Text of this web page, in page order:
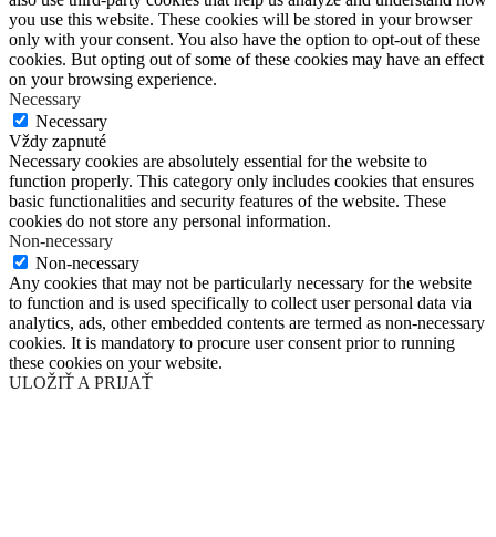
you use this website. These cookies will be stored in your browser
only with your consent. You also have the option to opt-out of these
cookies. But opting out of some of these cookies may have an effect
on your browsing experience.
Necessary
Necessary
Vždy zapnuté
Necessary cookies are absolutely essential for the website to
function properly. This category only includes cookies that ensures
basic functionalities and security features of the website. These
cookies do not store any personal information.
Non-necessary
Non-necessary
Any cookies that may not be particularly necessary for the website
to function and is used specifically to collect user personal data via
analytics, ads, other embedded contents are termed as non-necessary
cookies. It is mandatory to procure user consent prior to running
these cookies on your website.
ULOŽIŤ A PRIJAŤ